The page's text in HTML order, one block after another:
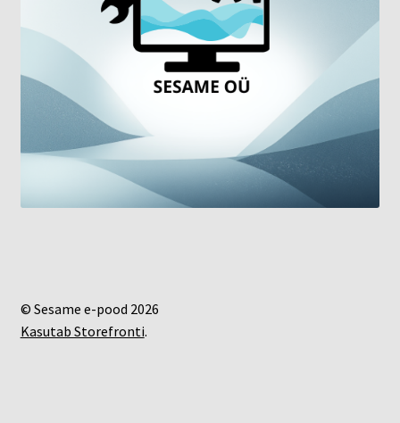
© Sesame e-pood 2026
Kasutab Storefronti.